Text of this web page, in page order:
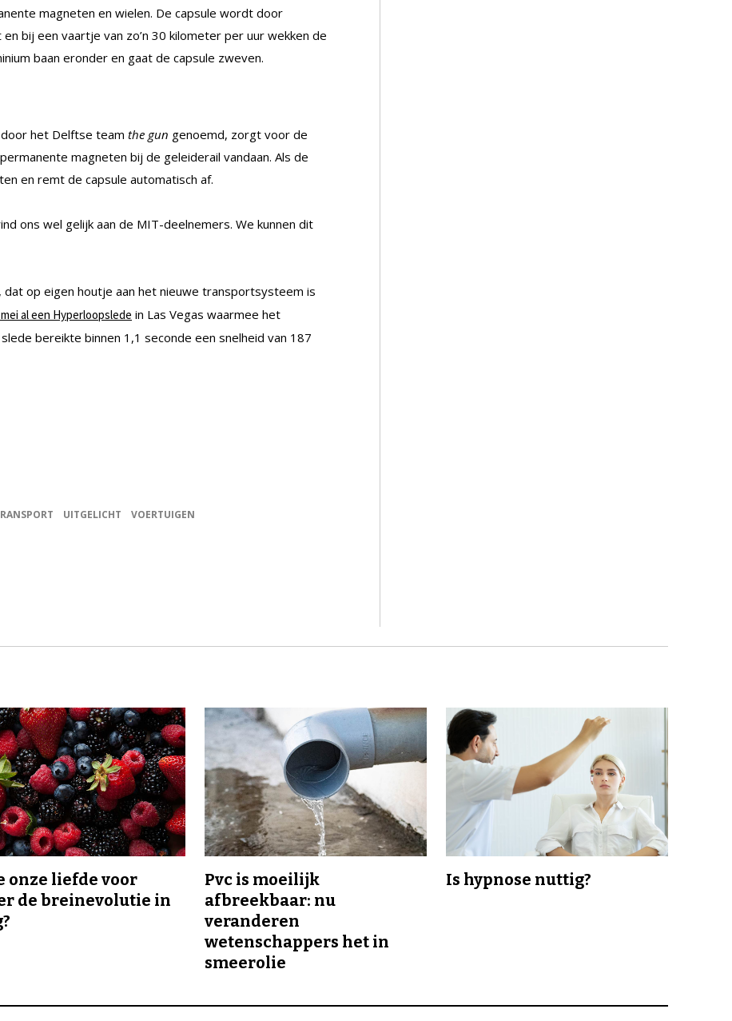
magneten en wielen. De capsule wordt door
bij een vaartje van zo’n 30 kilometer per uur wekken de
baan eronder en gaat de capsule zweven.
het Delftse team the gun genoemd, zorgt voor de
magneten bij de geleiderail vandaan. Als de
en remt de capsule automatisch af.
ons wel gelijk aan de MIT-deelnemers. We kunnen dit
, dat op eigen houtje aan het nieuwe transportsysteem is
al een Hyperloopslede in Las Vegas waarmee het
bereikte binnen 1,1 seconde een snelheid van 187
UITGELICHT VOERTUIGEN
onze liefde voor
de breinevolutie in
Pvc is moeilijk
afbreekbaar: nu
veranderen
wetenschappers het in
smeerolie
Is hypnose nuttig?